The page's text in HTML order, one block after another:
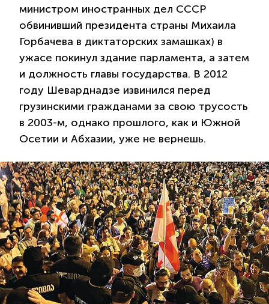
министром иностранных дел СССР
обвинивший президента страны Михаила
Горбачева в диктаторских замашках) в
ужасе покинул здание парламента, а затем
и должность главы государства. В 2012
году Шеварднадзе извинился перед
грузинскими гражданами за свою трусость
в 2003-м, однако прошлого, как и Южной
Осетии и Абхазии, уже не вернешь.